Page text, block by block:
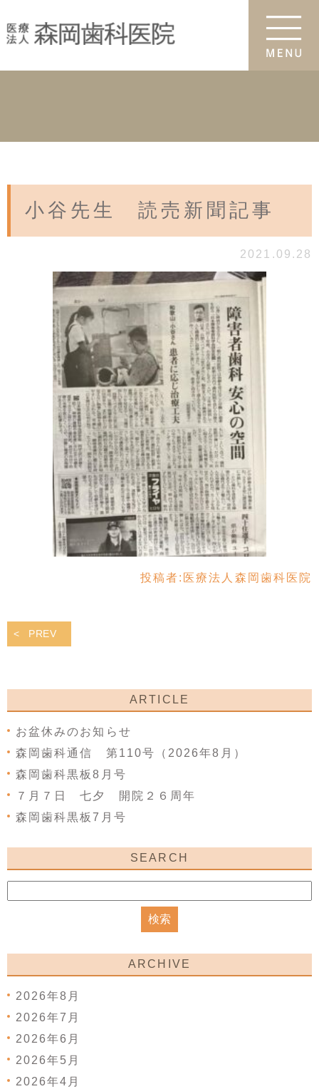
小谷先生 読売新聞記事
2021.09.28
投稿者: 医療法人森岡歯科医院
PREV
ARTICLE
お盆休みのお知らせ
森岡歯科通信 第110号（2026年8月）
森岡歯科黒板8月号
７月７日 七夕 開院２６周年
森岡歯科黒板7月号
SEARCH
ARCHIVE
2026年8月
2026年7月
2026年6月
2026年5月
2026年4月